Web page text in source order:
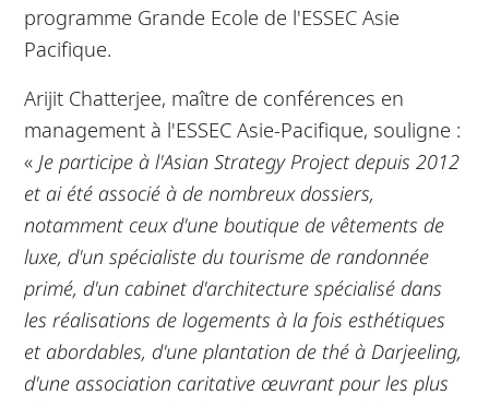
programme Grande Ecole de l'ESSEC Asie
Pacifique.
Arijit Chatterjee, maître de conférences en
management à l'ESSEC Asie-Pacifique, souligne :
« Je participe à l'Asian Strategy Project depuis 2012
et ai été associé à de nombreux dossiers,
notamment ceux d'une boutique de vêtements de
luxe, d'un spécialiste du tourisme de randonnée
primé, d'un cabinet d'architecture spécialisé dans
les réalisations de logements à la fois esthétiques
et abordables, d'une plantation de thé à Darjeeling,
d'une association caritative œuvrant pour les plus